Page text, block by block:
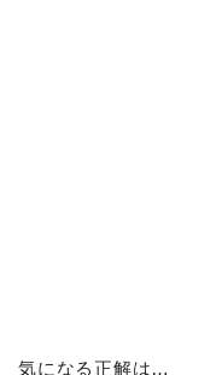
気になる正解は…